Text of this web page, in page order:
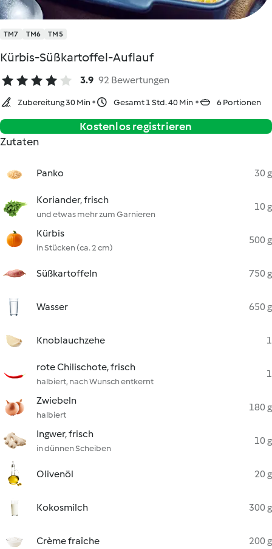
TM7 TM6 TM5
Kürbis-Süßkartoffel-Auflauf
3.9 92 Bewertungen
Zubereitung 30 Min Gesamt 1 Std. 40 Min 6 Portionen
Kostenlos registrieren
Zutaten
Panko 30 g
Koriander, frisch
und etwas mehr zum Garnieren
10 g
Kürbis
in Stücken (ca. 2 cm)
500 g
Süßkartoffeln 750 g
Wasser 650 g
Knoblauchzehe 1
rote Chilischote, frisch
halbiert, nach Wunsch entkernt
1
Zwiebeln
halbiert
180 g
Ingwer, frisch
in dünnen Scheiben
10 g
Olivenöl 20 g
Kokosmilch 300 g
Crème fraîche 200 g